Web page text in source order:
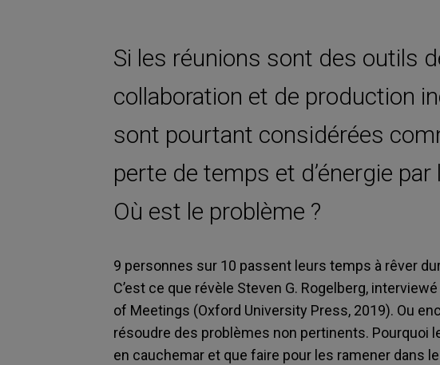
Si les réunions sont des outils
collaboration et de production
sont pourtant considérées
perte de temps et d’énergie par
Où est le problème ?
9 personnes sur 10 passent leurs temps à rêver
C’est ce que révèle Steven G. Rogelberg,
of Meetings (Oxford University Press, 2019). Ou
résoudre des problèmes non pertinents. Pourquoi
en cauchemar et que faire pour les ramener dans